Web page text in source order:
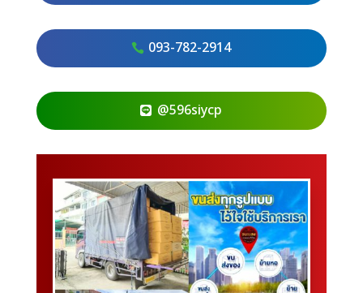
093-782-2914
@596siycp